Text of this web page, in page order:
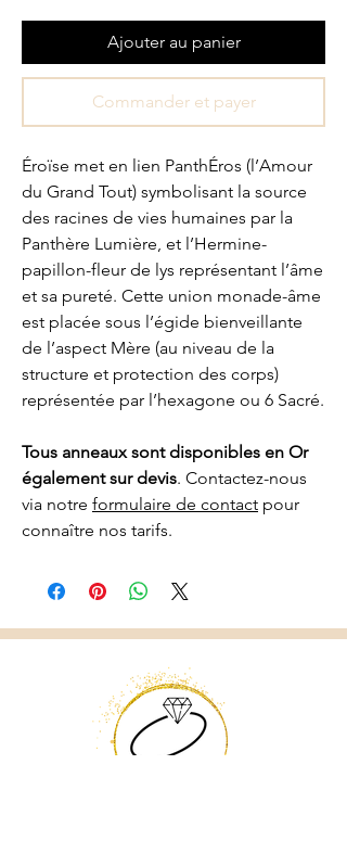
Ajouter au panier
Commander et payer
Éroïse met en lien PanthÉros (l’Amour
du Grand Tout) symbolisant la source
des racines de vies humaines par la
Panthère Lumière, et l’Hermine-
papillon-fleur de lys représentant l’âme
et sa pureté. Cette union monade-âme
est placée sous l’égide bienveillante
de l’aspect Mère (au niveau de la
structure et protection des corps)
représentée par l’hexagone ou 6 Sacré.
Tous anneaux sont disponibles en Or
également sur devis. Contactez-nous
via notre formulaire de contact pour
connaître nos tarifs.